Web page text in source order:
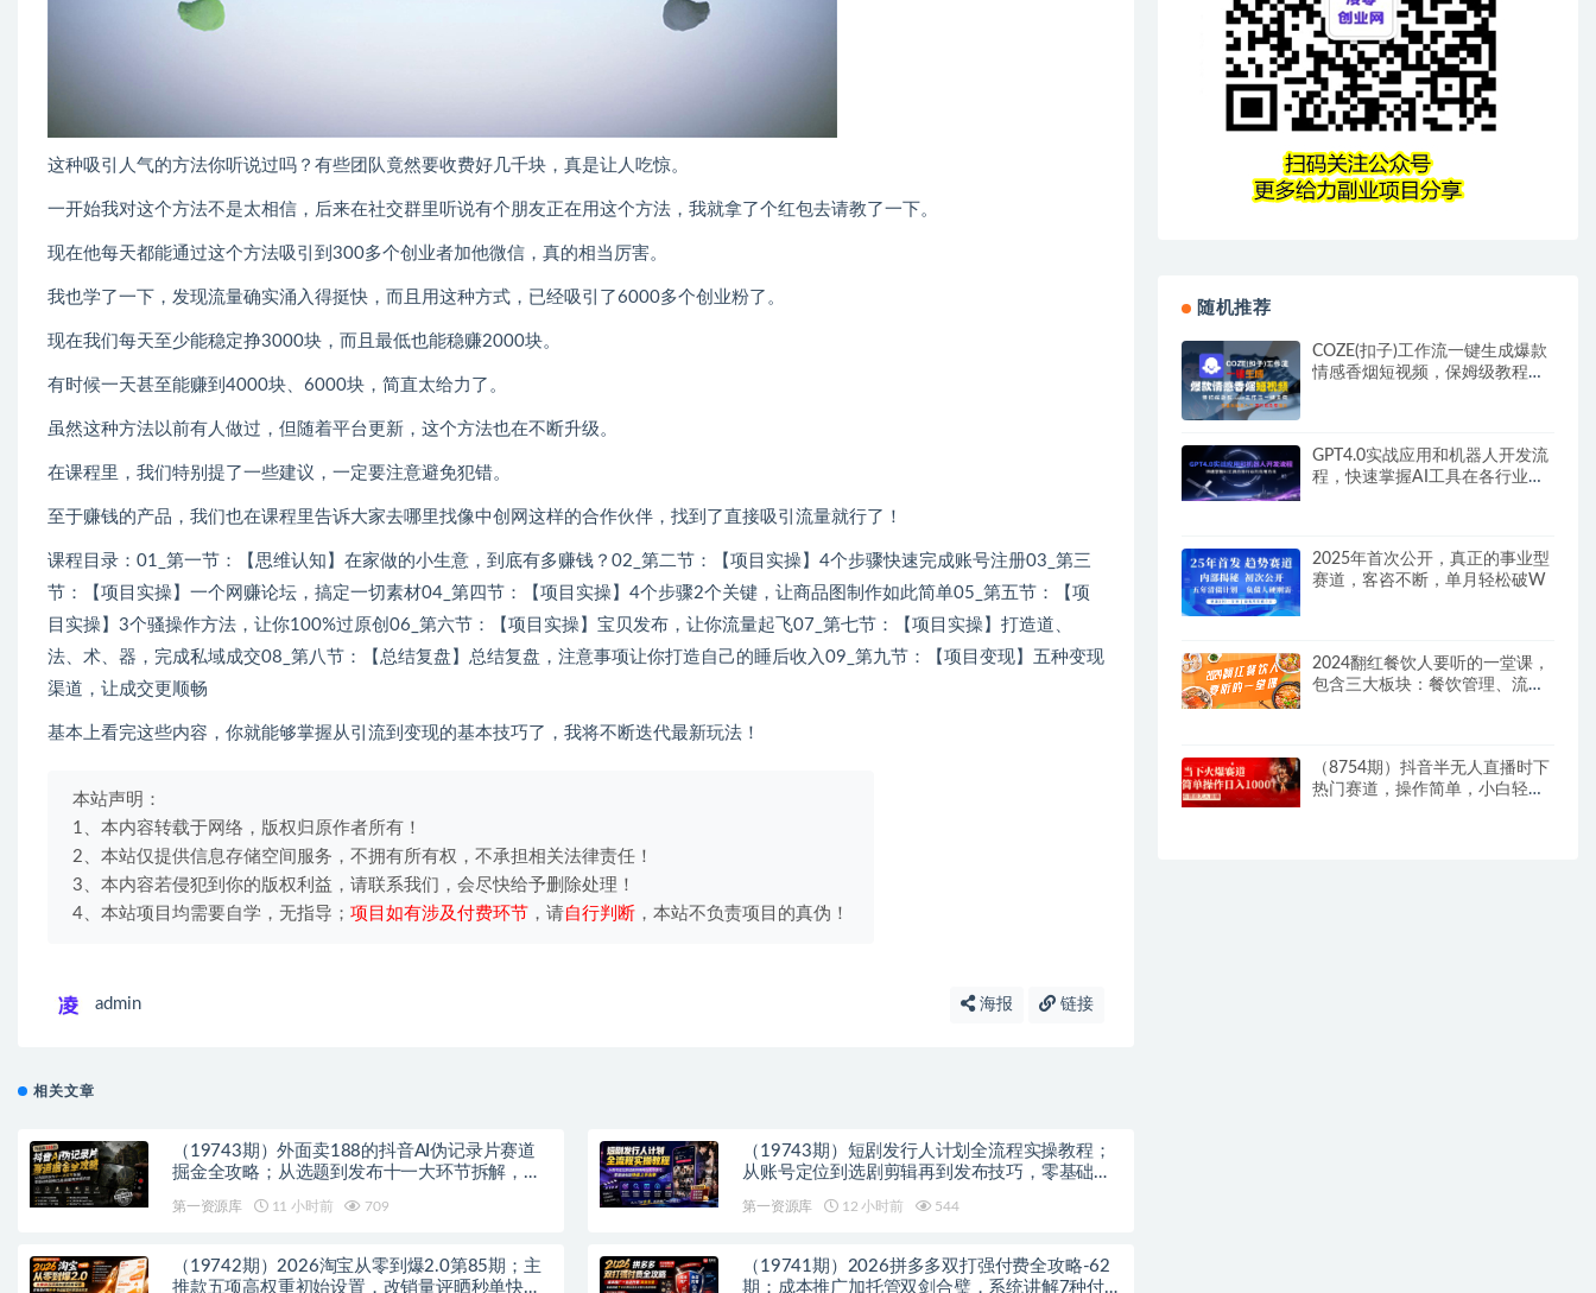
这种吸引人气的方法你听说过吗？有些团队竟然要收费好几千块，真是让人吃惊。
一开始我对这个方法不是太相信，后来在社交群里听说有个朋友正在用这个方法，我就拿了个红包去请教了一下。
现在他每天都能通过这个方法吸引到300多个创业者加他微信，真的相当厉害。
我也学了一下，发现流量确实涌入得挺快，而且用这种方式，已经吸引了6000多个创业粉了。
现在我们每天至少能稳定挣3000块，而且最低也能稳赚2000块。
有时候一天甚至能赚到4000块、6000块，简直太给力了。
虽然这种方法以前有人做过，但随着平台更新，这个方法也在不断升级。
在课程里，我们特别提了一些建议，一定要注意避免犯错。
至于赚钱的产品，我们也在课程里告诉大家去哪里找像中创网这样的合作伙伴，找到了直接吸引流量就行了！
课程目录：01_第一节：【思维认知】在家做的小生意，到底有多赚钱？02_第二节：【项目实操】4个步骤快速完成账号注册03_第三
节：【项目实操】一个网赚论坛，搞定一切素材04_第四节：【项目实操】4个步骤2个关键，让商品图制作如此简单05_第五节：【项
目实操】3个骚操作方法，让你100%过原创06_第六节：【项目实操】宝贝发布，让你流量起飞07_第七节：【项目实操】打造道、
法、术、器，完成私域成交08_第八节：【总结复盘】总结复盘，注意事项让你打造自己的睡后收入09_第九节：【项目变现】五种变现
渠道，让成交更顺畅
基本上看完这些内容，你就能够掌握从引流到变现的基本技巧了，我将不断迭代最新玩法！
本站声明：
1、本内容转载于网络，版权归原作者所有！
2、本站仅提供信息存储空间服务，不拥有所有权，不承担相关法律责任！
3、本内容若侵犯到你的版权利益，请联系我们，会尽快给予删除处理！
4、本站项目均需要自学，无指导； 项目如有涉及付费环节 ，请自行判断 ，本站不负责项目的真伪！
admin 海报 链接
相关文章
（19743期）外面卖188的抖音AI伪记录片赛道
掘金全攻略；从选题到发布十一大环节拆解，零
第一资源库 11 小时前 709
（19743期）短剧发行人计划全流程实操教程；
从账号定位到选剧剪辑再到发布技巧，零基础也
第一资源库 12 小时前 544
（19742期）2026淘宝从零到爆2.0第85期；主
推款五项高权重初始设置，改销量评晒秒单快速
（19741期）2026拼多多双打强付费全攻略-62
期；成本推广加托管双剑合璧，系统讲解7种付费
随机推荐
COZE(扣子)工作流一键生成爆款
情感香烟短视频，保姆级教程，
GPT4.0实战应用和机器人开发流
程，快速掌握AI工具在各行业的
2025年首次公开，真正的事业型
赛道，客咨不断，单月轻松破W
2024翻红餐饮人要听的一堂课，
包含三大板块：餐饮管理、流量
（8754期）抖音半无人直播时下
热门赛道，操作简单，小白轻松